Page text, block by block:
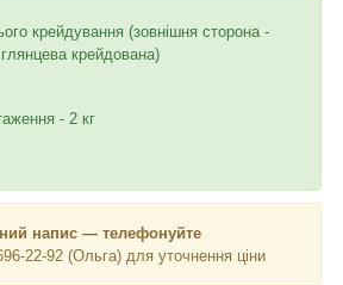
крейдування (зовнішня сторона -
крейдована)
- 2 кг
напис — телефонуйте
22-92 (Ольга) для уточнення ціни